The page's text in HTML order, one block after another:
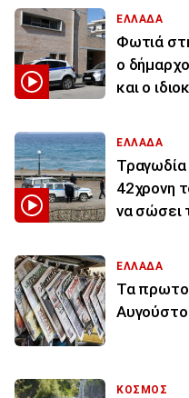
ΕΛΛΑΔΑ
Φωτιά
ο
και ο
ΕΛΛΑΔΑ
42χρονη
να σώσει
ΕΛΛΑΔΑ
Τα
ΚΟΣΜΟΣ